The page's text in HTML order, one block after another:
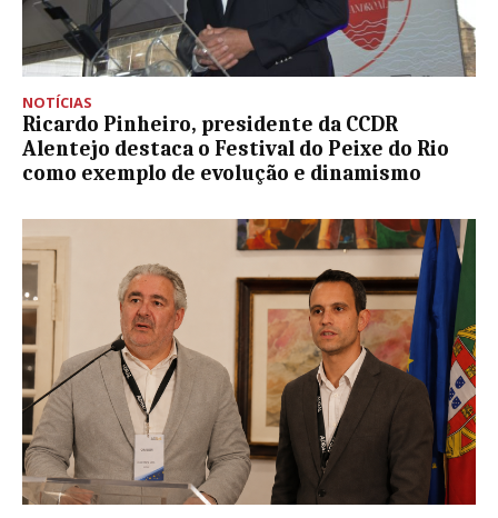
NOTÍCIAS
Ricardo Pinheiro, presidente da CCDR
Alentejo destaca o Festival do Peixe do Rio
como exemplo de evolução e dinamismo